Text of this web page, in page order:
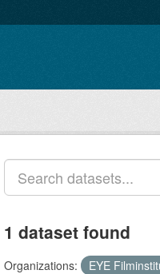
1 dataset found
Organizations: EYE